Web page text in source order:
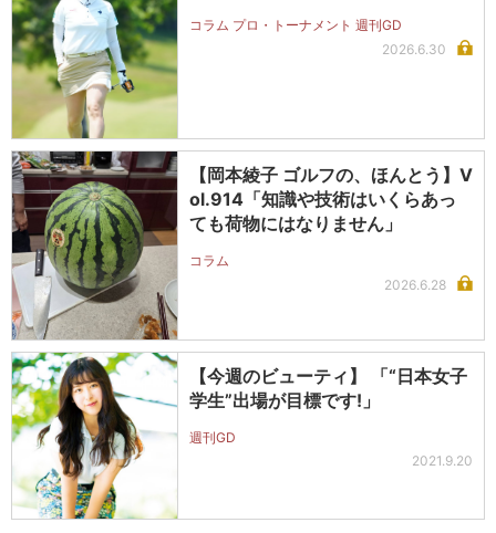
コラム プロ・トーナメント 週刊GD
2026.6.30
【岡本綾子 ゴルフの、ほんとう】V
ol.914「知識や技術はいくらあっ
ても荷物にはなりません」
コラム
2026.6.28
【今週のビューティ】 「“日本女子
学生”出場が目標です!」
週刊GD
2021.9.20